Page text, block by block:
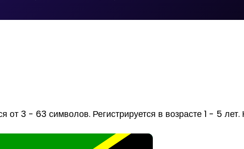
3 - 63 символов. Регистрируется в возрасте 1 - 5 лет.